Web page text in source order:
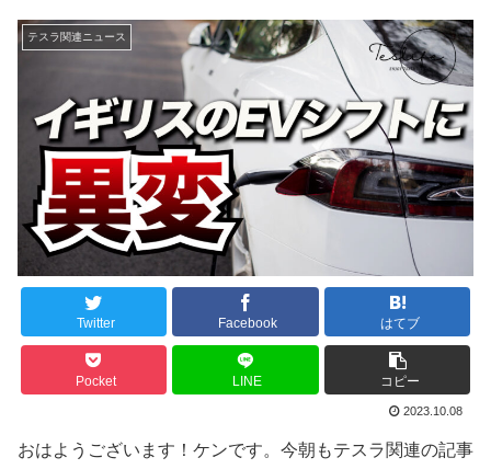
テスラ関連ニュース
Twitter Facebook はてブ
Pocket LINE コピー
2023.10.08
おはようございます！ケンです。今朝もテスラ関連の記事